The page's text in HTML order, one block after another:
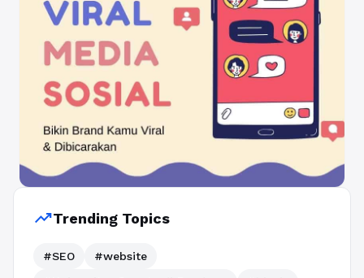
trending_upTrending Topics
#SEO
#website